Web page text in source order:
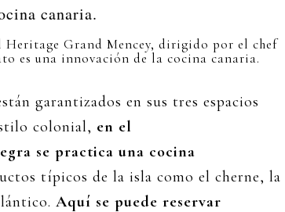
Heritage Grand Mencey, dirigido por el chef
es una innovación de la cocina canaria.
garantizados en sus tres espacios
colonial, en el
se practica una cocina
típicos de la isla como el cherne, la
Aquí se puede reservar